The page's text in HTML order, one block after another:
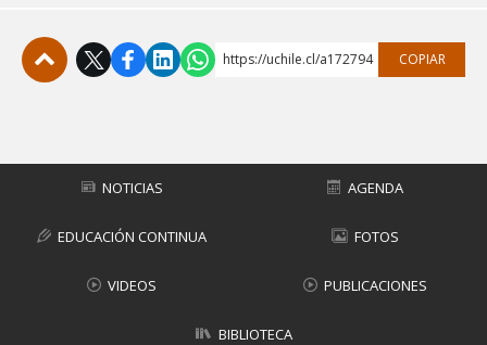
https://uchile.cl/a172794 COPIAR
NOTICIAS AGENDA
EDUCACIÓN CONTINUA FOTOS
VIDEOS PUBLICACIONES
BIBLIOTECA